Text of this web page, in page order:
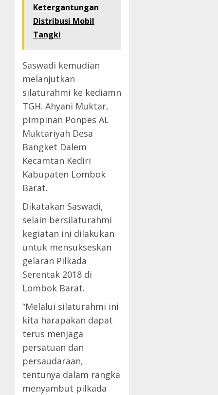
Ketergantungan
Distribusi Mobil
Tangki
Saswadi kemudian
melanjutkan
silaturahmi ke kediamn
TGH. Ahyani Muktar,
pimpinan Ponpes AL
Muktariyah Desa
Bangket Dalem
Kecamtan Kediri
Kabupaten Lombok
Barat.
Dikatakan Saswadi,
selain bersilaturahmi
kegiatan ini dilakukan
untuk mensukseskan
gelaran Pilkada
Serentak 2018 di
Lombok Barat.
“Melalui silaturahmi ini
kita harapakan dapat
terus menjaga
persatuan dan
persaudaraan,
tentunya dalam rangka
menyambut pilkada